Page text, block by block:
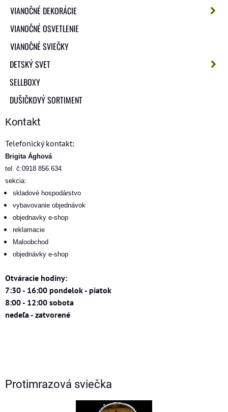
VIANOČNÉ DEKORÁCIE
VIANOČNÉ OSVETLENIE
VIANOČNÉ SVIEČKY
DETSKÝ SVET
SELLBOXY
DUŠIČKOVÝ SORTIMENT
Kontakt
Telefonický kontakt:
Brigita Ághová
tel. č:0918 856 634
sekcia:
skladové hospodárstvo
vybavovanie objednávok
objednavky e-shop
reklamacie
Maloobchod
objednávky e-shop
Otváracie hodiny:
7:30 - 16:00 pondelok - piatok
8:00 - 12:00 sobota
nedeľa - zatvorené
Protimrazová sviečka